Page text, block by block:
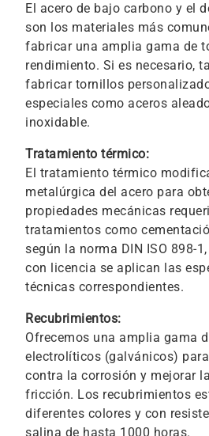
El acero de bajo carbono y el
son los materiales más
fabricar una amplia gama de
rendimiento. Si es necesario,
fabricar tornillos
especiales como aceros
inoxidable.
Tratamiento térmico:
El tratamiento térmico
metalúrgica del acero para
propiedades mecánicas
tratamientos como
según la norma DIN ISO 898-
con licencia se aplican las
técnicas correspondientes.
Recubrimientos:
Ofrecemos una amplia gama
electrolíticos (galvánicos)
contra la corrosión y mejorar
fricción. Los recubrimientos
diferentes colores y con
salina de hasta 1000 horas.